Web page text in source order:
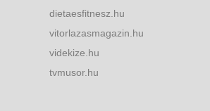
dietaesfitnesz.hu
vitorlazasmagazin.hu
videkize.hu
tvmusor.hu